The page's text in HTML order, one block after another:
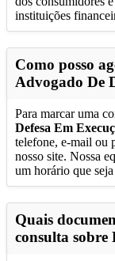
instituições
Como posso
Advogado De
Para marcar uma
Defesa Em
telefone, e-mail ou
nosso site. Nossa
um horário que
Quais
consulta sobre